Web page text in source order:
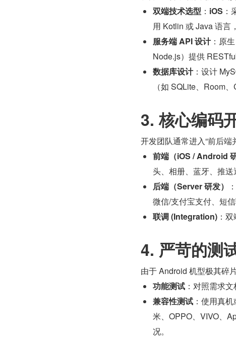
双端技术选型 ： iOS
用 Kotlin 或 Java 语言
服务端 API 设计：原
Node.js）提供
数据库设计：设计
（如 SQLite、Room
3. 核心编码
开发团队通常进入“前后端
前端（iOS / Android 研
头、相册、蓝牙、推送
后端（Server 研发）
微信/支付宝支付、短
联调 (Integration) ：
4. 严苛的测
由于 Android 机型极其碎
功能测试 ：对照需求
兼容性测试 ：使用真
米、OPPO、VIVO、
况。